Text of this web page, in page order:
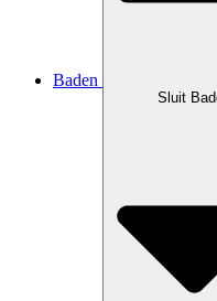
Baden
Sluit